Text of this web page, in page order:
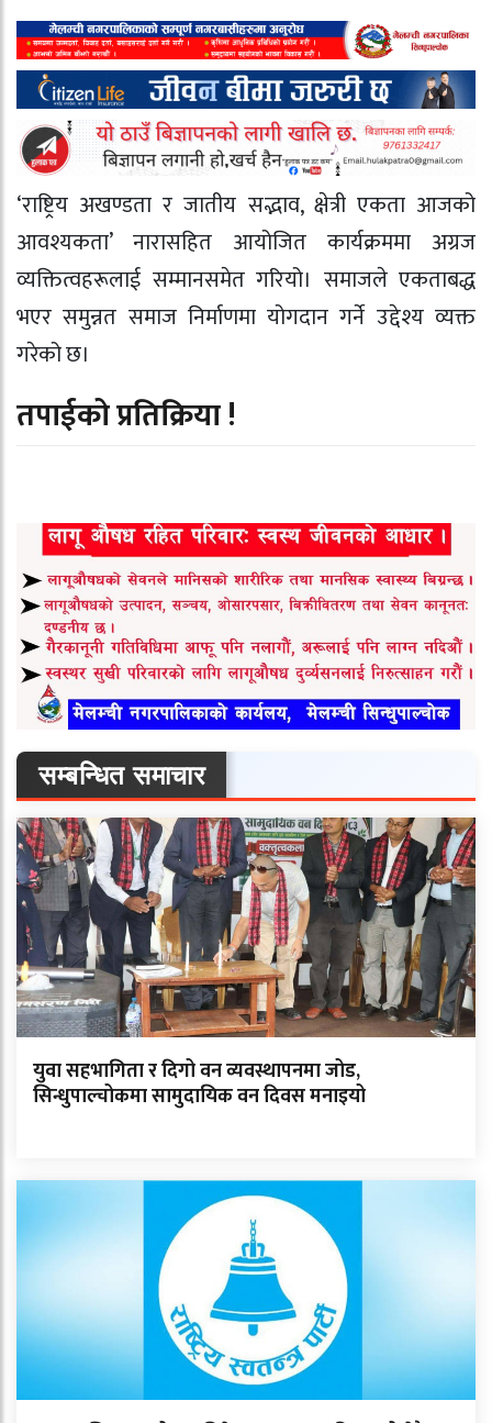
‘राष्ट्रिय अखण्डता र जातीय सद्भाव, क्षेत्री एकता आजको
आवश्यकता’ नारासहित आयोजित कार्यक्रममा अग्रज
व्यक्तित्वहरूलाई सम्मानसमेत गरियो। समाजले एकताबद्ध
भएर समुन्नत समाज निर्माणमा योगदान गर्ने उद्देश्य व्यक्त
गरेको छ।
तपाईको प्रतिक्रिया !
सम्बन्धित समाचार
युवा सहभागिता र दिगो वन व्यवस्थापनमा जोड,
सिन्धुपाल्चोकमा सामुदायिक वन दिवस मनाइयो